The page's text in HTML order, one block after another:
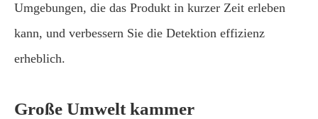
Umgebungen, die das Produkt in kurzer Zeit erleben
kann, und verbessern Sie die Detektion effizienz
erheblich.
Große Umwelt kammer